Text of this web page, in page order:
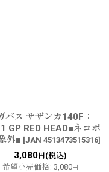
バス サザンカ140F：
GP RED HEAD■ネコポ
外■ [JAN 4513473515316]
3,080円(税込)
希望小売価格: 3,080円